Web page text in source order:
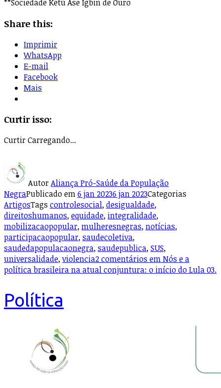
**Sociedade Ketú Àse Igbin de Ouro
Share this:
Imprimir
WhatsApp
E-mail
Facebook
Mais
Curtir isso:
CurtirCarregando...
AutorAliança Pró-Saúde da População
NegraPublicado em6 jan 20236 jan 2023Categorias
ArtigosTags controlesocial, desigualdade,
direitoshumanos, equidade, integralidade,
mobilizacaopopular, mulheresnegras, notícias,
participacaopopular, saudecoletiva,
saudedapopulacaonegra, saudepublica, SUS,
universalidade, violencia2 comentários em Nós e a
política brasileira na atual conjuntura: o início do Lula 03.
Política